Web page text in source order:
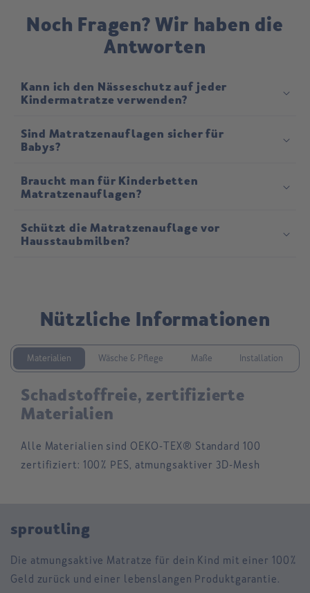
Noch Fragen? Wir haben die
Antworten
Kann ich den Nässeschutz auf jeder
Kindermatratze verwenden?
Sind Matratzenauflagen sicher für
Babys?
Braucht man für Kinderbetten
Matratzenauflagen?
Schützt die Matratzenauflage vor
Hausstaubmilben?
Nützliche Informationen
Materialien Wäsche & Pflege Maße Installation
Schadstoffreie, zertifizierte
Materialien
Alle Materialien sind OEKO-TEX® Standard 100
zertifiziert: 100% PES, atmungsaktiver 3D-Mesh
sproutling
Die atmungsaktive Matratze für dein Kind mit einer 100%
Geld zurück und einer lebenslangen Produktgarantie.